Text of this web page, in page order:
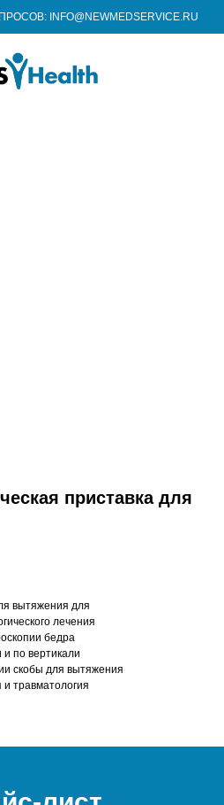
INFO@NEWMEDSERVICE.RU
приставка для
вытяжения для
лечения
бедра
и по вертикали
скобы для вытяжения
травматология